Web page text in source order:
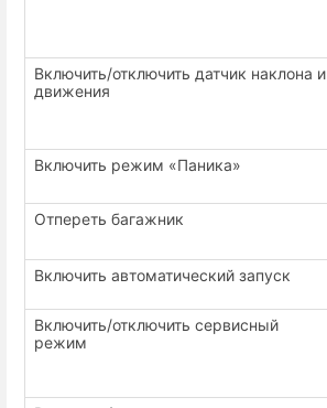
Включить/отключить датчик наклона и
движения
Включить режим «Паника»
Отпереть багажник
Включить автоматический запуск
Включить/отключить сервисный
режим